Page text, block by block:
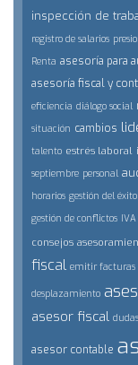
inspección de
registro de salarios
Renta asesoría para
asesoría fiscal y
eficiencia diálogo social
situación cambios
talento estrés laboral
septiembre personal
horarios gestión del éxito
gestión de conflictos IVA
consejos
fiscal emitir facturas
desplazamiento
asesor fiscal
asesor contable